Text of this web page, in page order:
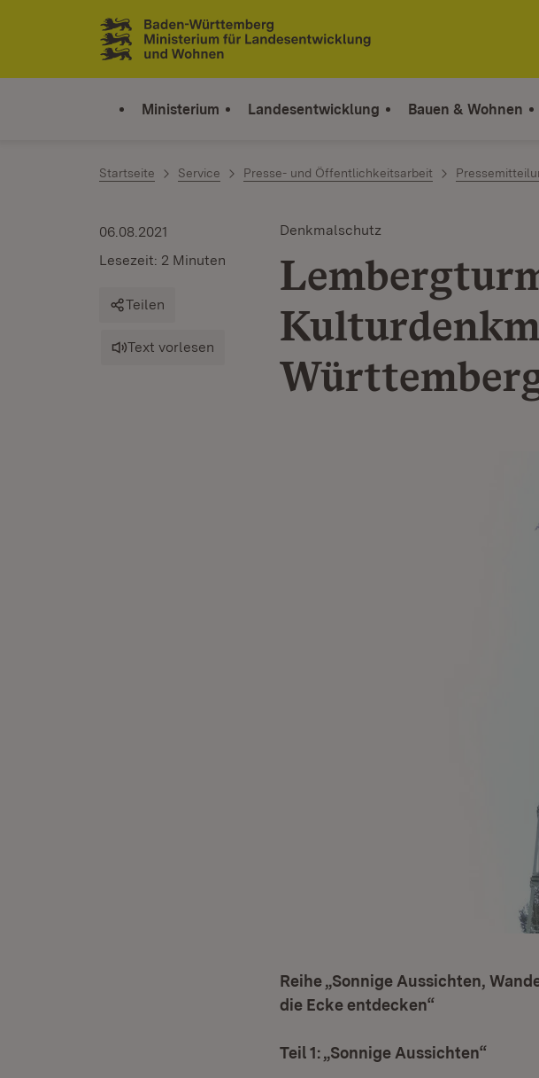
Zum Inhalt springen
Link zur Startseite
Ministerium Landesentwicklung Bauen & Wohnen
Startseite Service Presse- und Öffentlichkeitsarbeit
Denkmalschutz
06.08.2021
Lesezeit: 2 Minuten
Teilen
Text vorlesen
Reihe „Sonnige Aussichten,
die Ecke entdecken“
Teil 1: „Sonnige Aussichten“